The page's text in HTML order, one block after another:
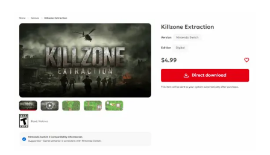
多地要求领导干部带头休假
女子利用漏洞0元薅走3000多件家电
奋进开新局 实干挑大梁